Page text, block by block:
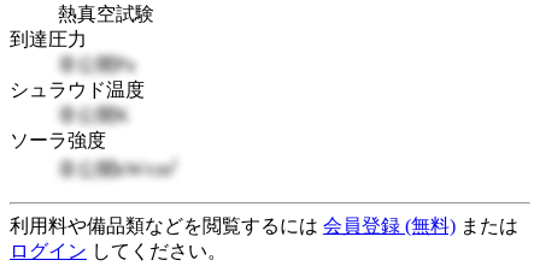
熱真空試験
到達圧力
非公開Pa
シュラウド温度
非公開K
ソーラ強度
非公開kW/cm2
利用料や備品類などを閲覧するには 会員登録 (無料) または
ログイン してください。